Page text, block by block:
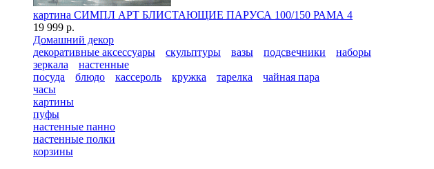
картина СИМПЛ АРТ БЛИСТАЮЩИЕ ПАРУСА 100/150 РАМА 4
19 999 р.
Домашний декор
декоративные аксессуары
скульптуры вазы подсвечники
наборы
зеркала
настенные
посуда
блюдо кассероль кружка тарелка
чайная пара
часы
картины
пуфы
настенные панно
настенные полки
корзины